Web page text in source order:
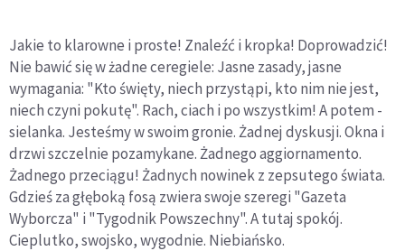
Jakie to klarowne i proste! Znaleźć i kropka! Doprowadzić!
Nie bawić się w żadne ceregiele: Jasne zasady, jasne
wymagania: "Kto święty, niech przystąpi, kto nim nie jest,
niech czyni pokutę". Rach, ciach i po wszystkim! A potem -
sielanka. Jesteśmy w swoim gronie. Żadnej dyskusji. Okna i
drzwi szczelnie pozamykane. Żadnego aggiornamento.
Żadnego przeciągu! Żadnych nowinek z zepsutego świata.
Gdzieś za głęboką fosą zwiera swoje szeregi "Gazeta
Wyborcza" i "Tygodnik Powszechny". A tutaj spokój.
Cieplutko, swojsko, wygodnie. Niebiańsko.